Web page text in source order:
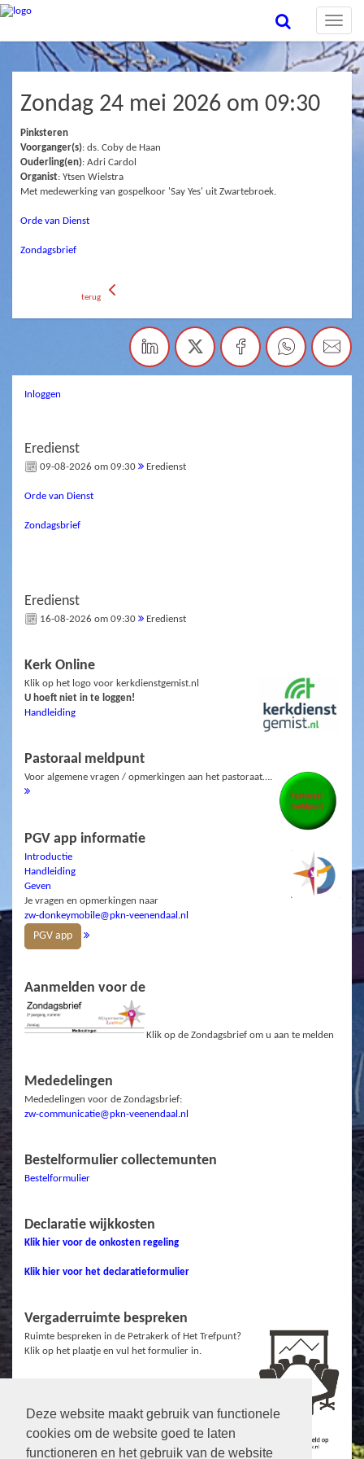
Deze website maakt gebruik van functionele
cookies om de website goed te laten
functioneren en het gebruik van de website
Toggle
Zondag 24 mei 2026 om 09:30
Pinksteren
Voorganger(s): ds. Coby de Haan
Ouderling(en): Adri Cardol
Organist: Ytsen Wielstra
Met medewerking van gospelkoor 'Say Yes' uit Zwartebroek.
Orde van Dienst
Zondagsbrief
terug
Inloggen
Eredienst
09-08-2026 om 09:30 Eredienst
Orde van Dienst
Zondagsbrief
Eredienst
16-08-2026 om 09:30 Eredienst
Kerk Online
Klik op het logo voor kerkdienstgemist.nl
U hoeft niet in te loggen!
Handleiding
Pastoraal meldpunt
Voor algemene vragen / opmerkingen aan het pastoraat….
PGV app informatie
Introductie
Handleiding
Geven
Je vragen en opmerkingen naar
zw-donkeymobile@pkn-veenendaal.nl
PGV app
Aanmelden voor de
Klik op de Zondagsbrief om u aan te melden
Mededelingen
Mededelingen voor de Zondagsbrief:
zw-communicatie@pkn-veenendaal.nl
Bestelformulier collectemunten
Bestelformulier
Declaratie wijkkosten
Klik hier voor de onkosten regeling
Klik hier voor het declaratieformulier
Vergaderruimte bespreken
Ruimte bespreken in de Petrakerk of Het Trefpunt?
Klik op het plaatje en vul het formulier in.
Links
Protestantse Gemeente Veenendaal